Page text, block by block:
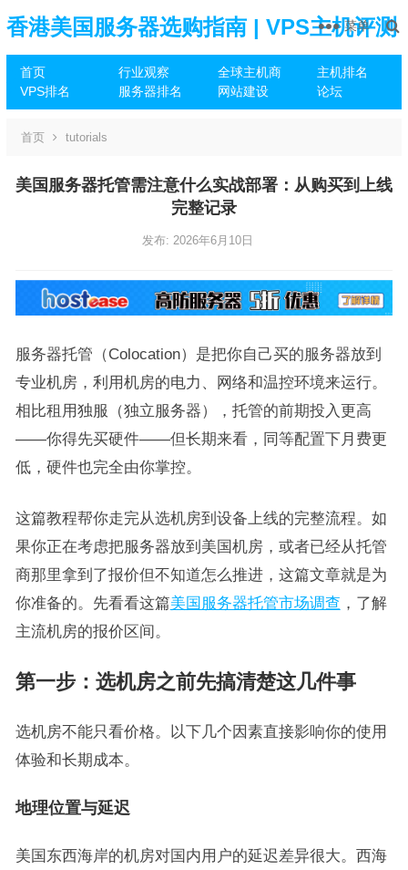
香港美国服务器选购指南 | VPS主机评测
推荐
首页 行业观察 全球主机商
主机排名
VPS排名
服务器排名 网站建设 论坛
菜单
首页 tutorials
美国服务器托管需注意什么实战部署：从购买到上线
完整记录
发布: 2026年6月10日
服务器托管（Colocation）是把你自己买的服务器放到
专业机房，利用机房的电力、网络和温控环境来运行。
相比租用独服（独立服务器），托管的前期投入更高
——你得先买硬件——但长期来看，同等配置下月费更
低，硬件也完全由你掌控。
这篇教程帮你走完从选机房到设备上线的完整流程。如
果你正在考虑把服务器放到美国机房，或者已经从托管
商那里拿到了报价但不知道怎么推进，这篇文章就是为
你准备的。先看看这篇美国服务器托管市场调查 ，了解
主流机房的报价区间。
第一步：选机房之前先搞清楚这几件事
选机房不能只看价格。以下几个因素直接影响你的使用
体验和长期成本。
地理位置与延迟
美国东西海岸的机房对国内用户的延迟差异很大。西海